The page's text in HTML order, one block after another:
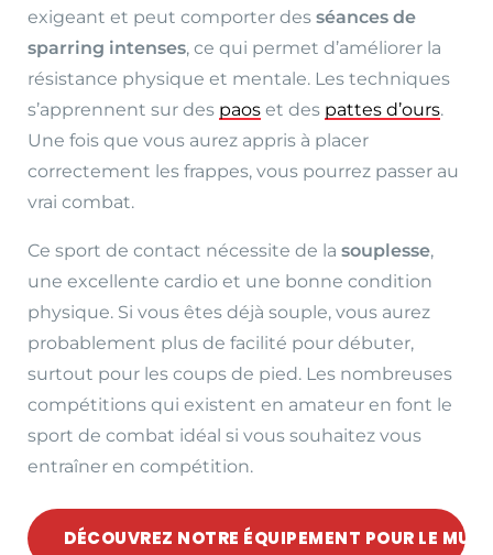
exigeant et peut comporter des séances de
sparring intenses, ce qui permet d’améliorer la
résistance physique et mentale. Les techniques
s’apprennent sur des paos et des pattes d’ours.
Une fois que vous aurez appris à placer
correctement les frappes, vous pourrez passer au
vrai combat.
Ce sport de contact nécessite de la souplesse,
une excellente cardio et une bonne condition
physique. Si vous êtes déjà souple, vous aurez
probablement plus de facilité pour débuter,
surtout pour les coups de pied. Les nombreuses
compétitions qui existent en amateur en font le
sport de combat idéal si vous souhaitez vous
entraîner en compétition.
DÉCOUVREZ NOTRE ÉQUIPEMENT POUR LE